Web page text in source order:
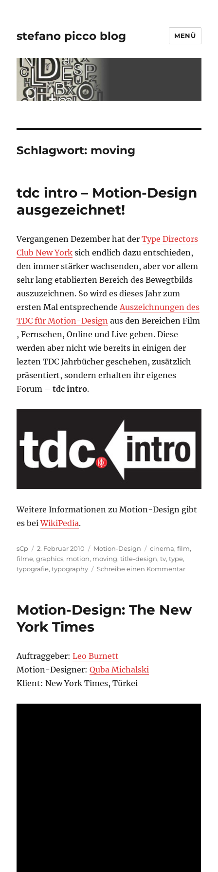
stefano picco blog MENÜ
Schlagwort: moving
tdc intro – Motion-Design
ausgezeichnet!
Vergangenen Dezember hat derType Directors
Club New York sich endlich dazu entschieden,
den immer stärker wachsenden, aber vor allem
sehr lang etablierten Bereich des Bewegtbilds
auszuzeichnen. So wird es dieses Jahr zum
ersten Mal entsprechendeAuszeichnungen des
TDC für Motion-Design aus den Bereichen Film
, Fernsehen, Online und Live geben. Diese
werden aber nicht wie bereits in einigen der
lezten TDC Jahrbücher geschehen, zusätzlich
präsentiert, sondern erhalten ihr eigenes
Forum –tdc intro.
Weitere Informationen zu Motion-Design gibt
es beiWikiPedia.
Autor
sCp
Veröffentlicht
am
2. Februar 2010 Kategorien
Motion-Design Schlagwörter
cinema,film,
filme,graphics, motion, moving,title-design,tv,type,
typografie,typography Schreibe einen Kommentarzu
Motion-
Motion-Design: The New
York Times
Auftraggeber:Leo Burnett
Motion-Designer:Quba Michalski
Klient: New York Times, Türkei